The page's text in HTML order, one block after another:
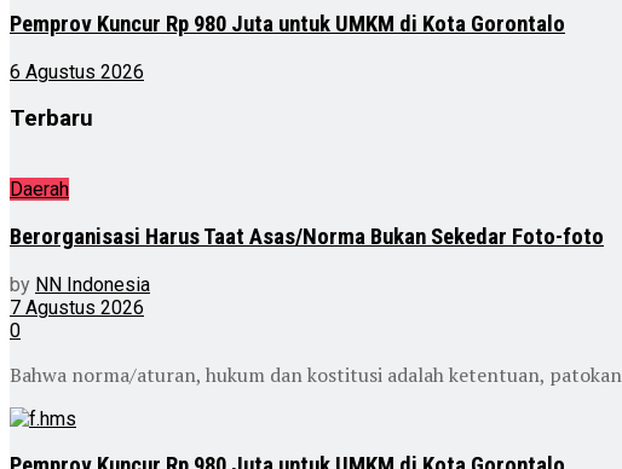
Pemprov Kuncur Rp 980 Juta untuk UMKM di Kota Gorontalo
6 Agustus 2026
Terbaru
Daerah
Berorganisasi Harus Taat Asas/Norma Bukan Sekedar Foto-foto
by NN Indonesia
7 Agustus 2026
0
Bahwa norma/aturan, hukum dan kostitusi adalah ketentuan,